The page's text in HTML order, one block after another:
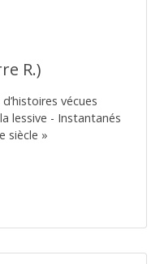
R.)
vécues
lessive - Instantanés
siècle »